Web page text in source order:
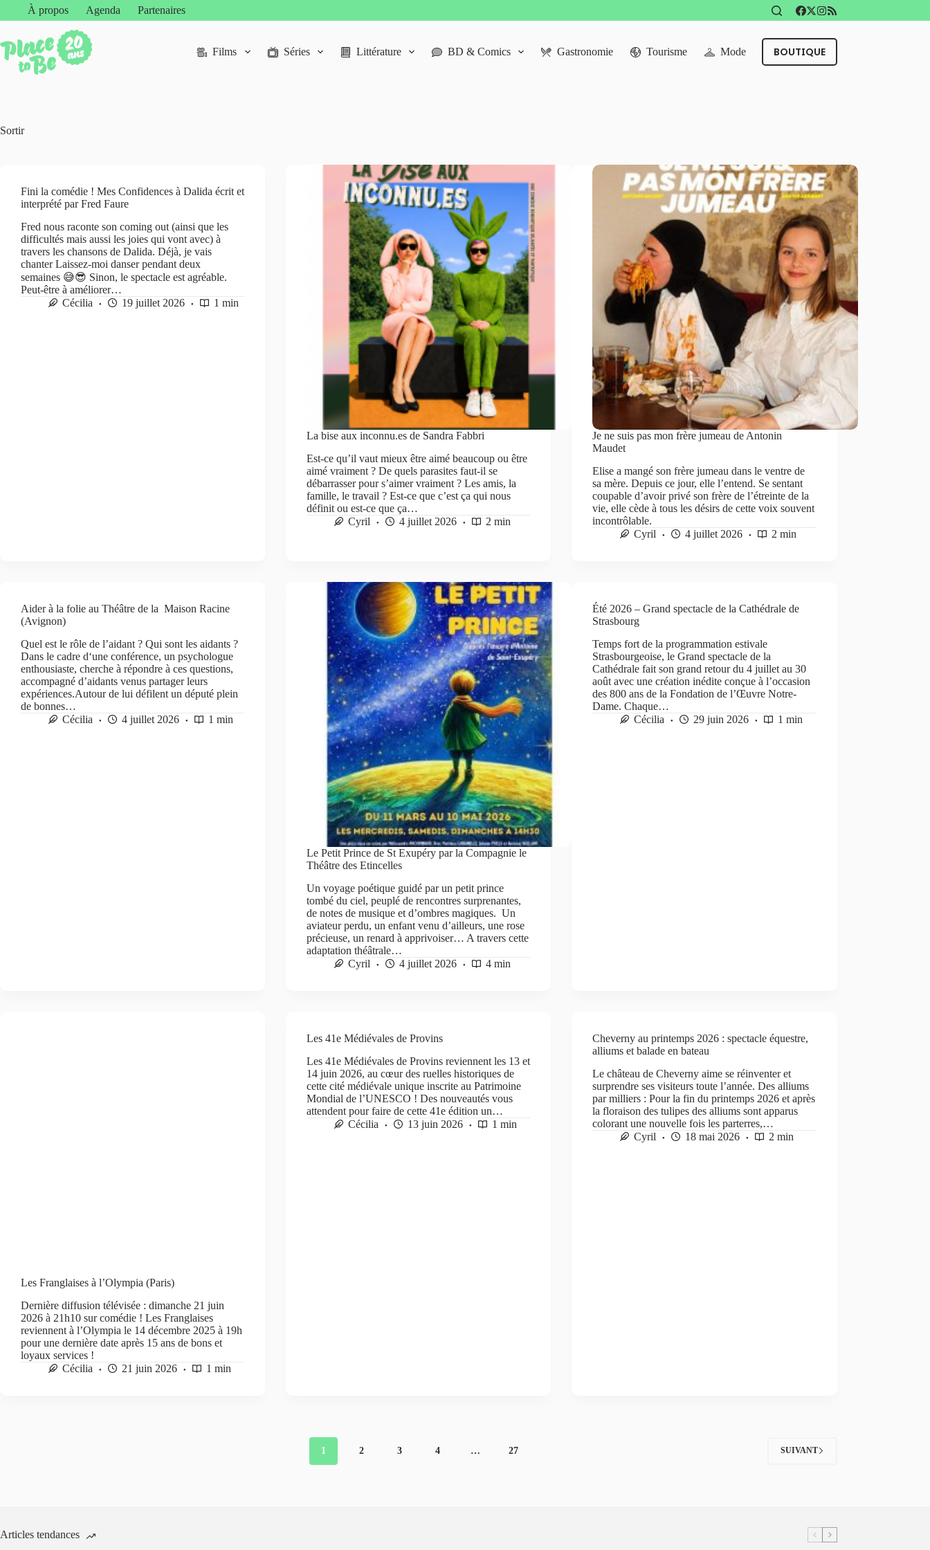
À propos Agenda Partenaires
Films Séries Littérature BD & Comics Gastronomie Tourisme Mode BOUTIQUE
Sortir
Fini la comédie ! Mes Confidences à Dalida écrit et
interprété par Fred Faure
Fred nous raconte son coming out (ainsi que les
difficultés mais aussi les joies qui vont avec) à
travers les chansons de Dalida. Déjà, je vais
chanter Laissez-moi danser pendant deux
semaines 😅😎 Sinon, le spectacle est agréable.
Peut-être à améliorer…
Cécilia
19 juillet 2026 1 min
La bise aux inconnu.es de Sandra Fabbri
Est-ce qu’il vaut mieux être aimé beaucoup ou être
aimé vraiment ? De quels parasites faut-il se
débarrasser pour s’aimer vraiment ? Les amis, la
famille, le travail ? Est-ce que c’est ça qui nous
définit ou est-ce que ça…
Cyril
4 juillet 2026 2 min
Je ne suis pas mon frère jumeau de Antonin
Maudet
Elise a mangé son frère jumeau dans le ventre de
sa mère. Depuis ce jour, elle l’entend. Se sentant
coupable d’avoir privé son frère de l’étreinte de la
vie, elle cède à tous les désirs de cette voix souvent
incontrôlable.
Cyril
4 juillet 2026 2 min
Aider à la folie au Théâtre de la Maison Racine
(Avignon)
Quel est le rôle de l’aidant ? Qui sont les aidants ?
Dans le cadre d‘une conférence, un psychologue
enthousiaste, cherche à répondre à ces questions,
accompagné d’aidants venus partager leurs
expériences.Autour de lui défilent un député plein
de bonnes…
Cécilia
4 juillet 2026 1 min
Le Petit Prince de St Exupéry par la Compagnie le
Théâtre des Etincelles
Un voyage poétique guidé par un petit prince
tombé du ciel, peuplé de rencontres surprenantes,
de notes de musique et d’ombres magiques. Un
aviateur perdu, un enfant venu d’ailleurs, une rose
précieuse, un renard à apprivoiser… A travers cette
adaptation théâtrale…
Cyril
4 juillet 2026 4 min
Été 2026 – Grand spectacle de la Cathédrale de
Strasbourg
Temps fort de la programmation estivale
Strasbourgeoise, le Grand spectacle de la
Cathédrale fait son grand retour du 4 juillet au 30
août avec une création inédite conçue à l’occasion
des 800 ans de la Fondation de l’Œuvre Notre-
Dame. Chaque…
Cécilia
29 juin 2026 1 min
Les Franglaises à l’Olympia (Paris)
Dernière diffusion télévisée : dimanche 21 juin
2026 à 21h10 sur comédie ! Les Franglaises
reviennent à l’Olympia le 14 décembre 2025 à 19h
pour une dernière date après 15 ans de bons et
loyaux services !
Cécilia
21 juin 2026 1 min
Les 41e Médiévales de Provins
Les 41e Médiévales de Provins reviennent les 13 et
14 juin 2026, au cœur des ruelles historiques de
cette cité médiévale unique inscrite au Patrimoine
Mondial de l’UNESCO ! Des nouveautés vous
attendent pour faire de cette 41e édition un…
Cécilia
13 juin 2026 1 min
Cheverny au printemps 2026 : spectacle équestre,
alliums et balade en bateau
Le château de Cheverny aime se réinventer et
surprendre ses visiteurs toute l’année. Des alliums
par milliers : Pour la fin du printemps 2026 et après
la floraison des tulipes des alliums sont apparus
colorant une nouvelle fois les parterres,…
Cyril
18 mai 2026 2 min
1 2 3 4 … 27 SUIVANT
Articles tendances